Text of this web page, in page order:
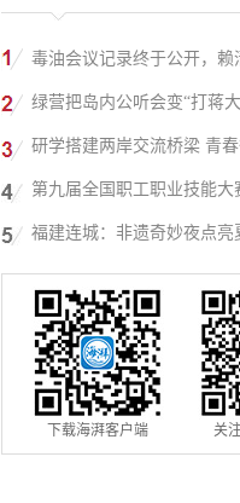
毒油会议记录终于公开，赖
反甩锅卢秀燕，蓝营点名责
绿营把岛内公听会变“打蒋
废除监察机构主张，遭蓝营
研学搭建两岸交流桥梁 青春
第九届全国职工职业技能大
行
福建连城：非遗奇妙夜点亮
下载海湃客户端 关